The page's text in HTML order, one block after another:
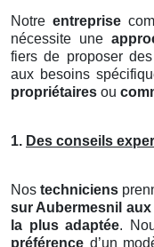
Notre entreprise
nécessite une
fiers de proposer des
aux besoins
propriétaires ou
1. Des conseils
Nos techniciens
sur Aubermesnil aux
la plus adaptée.
préférence d’un